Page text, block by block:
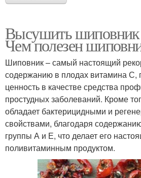
Высушить шиповник
Чем полезен
Шиповник – самый настоящий
содержанию в плодах витамина С,
ценность в качестве средства
простудных заболеваний. Кроме
обладает бактерицидными и
свойствами, благодаря
группы А и Е, что делает его
поливитаминным продуктом.